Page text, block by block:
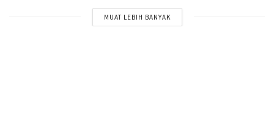
MUAT LEBIH BANYAK